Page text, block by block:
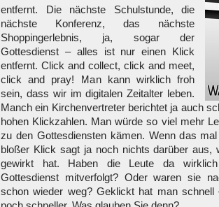
entfernt. Die nächste Schulstunde, die
nächste Konferenz, das nächste
Shoppingerlebnis, ja, sogar der
Gottesdienst – alles ist nur einen Klick
entfernt. Click and collect, click and meet,
click and pray! Man kann wirklich froh
sein, dass wir im digitalen Zeitalter leben.
Manch ein Kirchenvertreter berichtet ja auch
hohen Klickzahlen. Man würde so viel mehr
zu den Gottesdiensten kämen. Wenn das
bloßer Klick sagt ja noch nichts darüber aus,
gewirkt hat. Haben die Leute da
Gottesdienst mitverfolgt? Oder waren sie
schon wieder weg? Geklickt hat man schnell